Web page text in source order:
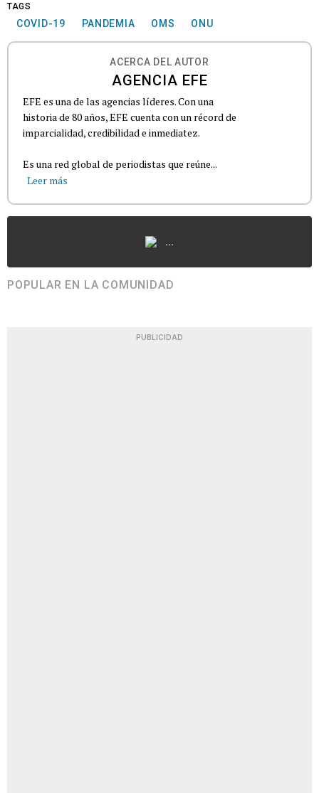
TAGS
COVID-19 PANDEMIA OMS ONU
ACERCA DEL AUTOR
AGENCIA EFE
EFE es una de las agencias líderes. Con una
historia de 80 años, EFE cuenta con un récord de
imparcialidad, credibilidad e inmediatez.
Es una red global de periodistas que reúne...
Leer más
...
POPULAR EN LA COMUNIDAD
PUBLICIDAD